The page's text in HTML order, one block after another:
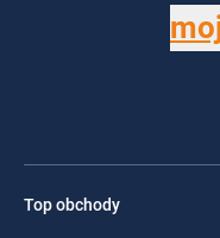
Top obchody